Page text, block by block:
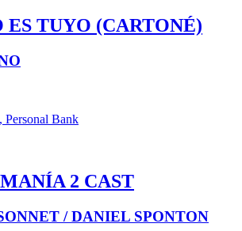
ES TUYO (CARTONÉ)
2 CAST
/ DANIEL SPONTON